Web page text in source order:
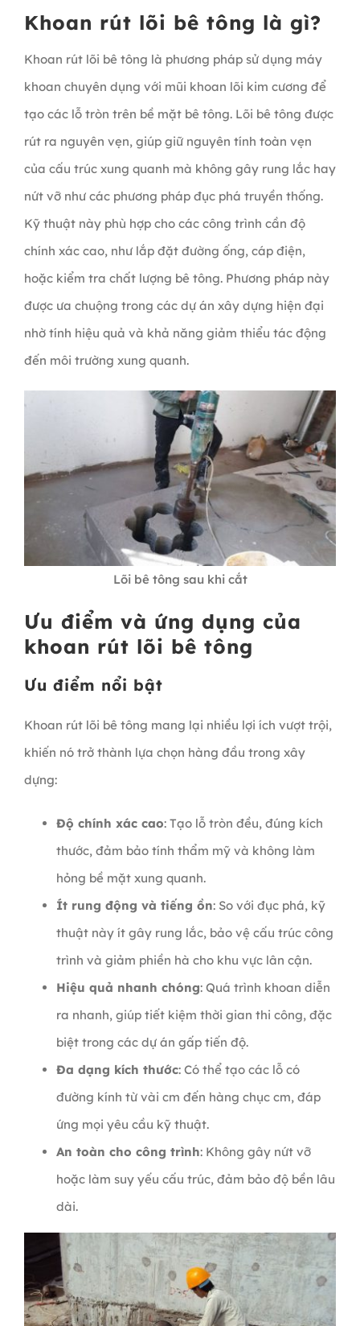
Khoan rút lõi bê tông là gì?
Khoan rút lõi bê tông là phương pháp sử dụng máy
khoan chuyên dụng với mũi khoan lõi kim cương để
tạo các lỗ tròn trên bề mặt bê tông. Lõi bê tông được
rút ra nguyên vẹn, giúp giữ nguyên tính toàn vẹn
của cấu trúc xung quanh mà không gây rung lắc hay
nứt vỡ như các phương pháp đục phá truyền thống.
Kỹ thuật này phù hợp cho các công trình cần độ
chính xác cao, như lắp đặt đường ống, cáp điện,
hoặc kiểm tra chất lượng bê tông. Phương pháp này
được ưa chuộng trong các dự án xây dựng hiện đại
nhờ tính hiệu quả và khả năng giảm thiểu tác động
đến môi trường xung quanh.
Lõi bê tông sau khi cắt
Ưu điểm và ứng dụng của
khoan rút lõi bê tông
Ưu điểm nổi bật
Khoan rút lõi bê tông mang lại nhiều lợi ích vượt trội,
khiến nó trở thành lựa chọn hàng đầu trong xây
dựng:
Độ chính xác cao: Tạo lỗ tròn đều, đúng kích
thước, đảm bảo tính thẩm mỹ và không làm
hỏng bề mặt xung quanh.
Ít rung động và tiếng ồn: So với đục phá, kỹ
thuật này ít gây rung lắc, bảo vệ cấu trúc công
trình và giảm phiền hà cho khu vực lân cận.
Hiệu quả nhanh chóng: Quá trình khoan diễn
ra nhanh, giúp tiết kiệm thời gian thi công, đặc
biệt trong các dự án gấp tiến độ.
Đa dạng kích thước: Có thể tạo các lỗ có
đường kính từ vài cm đến hàng chục cm, đáp
ứng mọi yêu cầu kỹ thuật.
An toàn cho công trình: Không gây nứt vỡ
hoặc làm suy yếu cấu trúc, đảm bảo độ bền lâu
dài.